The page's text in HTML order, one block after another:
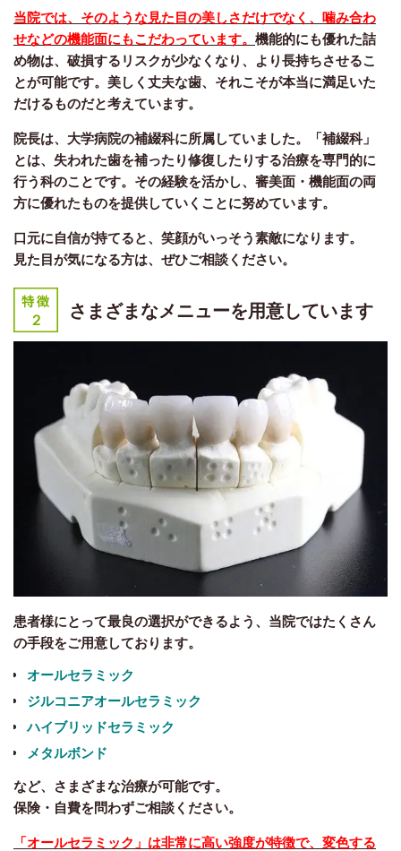
当院では、そのような見た目の美しさだけでなく、噛み合わ
せなどの機能面にもこだわっています。 機能的にも優れた詰
め物は、破損するリスクが少なくなり、より長持ちさせるこ
とが可能です。美しく丈夫な歯、それこそが本当に満足いた
だけるものだと考えています。
院長は、大学病院の補綴科に所属していました。「補綴科」
とは、失われた歯を補ったり修復したりする治療を専門的に
行う科のことです。その経験を活かし、審美面・機能面の両
方に優れたものを提供していくことに努めています。
口元に自信が持てると、笑顔がいっそう素敵になります。
見た目が気になる方は、ぜひご相談ください。
さまざまなメニューを用意しています
患者様にとって最良の選択ができるよう、当院ではたくさん
の手段をご用意しております。
オールセラミック
ジルコニアオールセラミック
ハイブリッドセラミック
メタルボンド
など、
さまざまな治療が可能です。
保険・自費を問わずご相談ください。
「オールセラミック」は非常に高い強度が特徴で、変色する